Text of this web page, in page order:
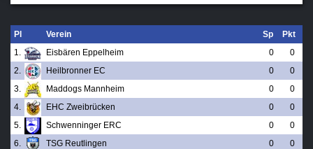
Pl Verein Sp
Pkt
1.
Eisbären Eppelheim 0
0
2.
Heilbronner EC 0
0
3.
Maddogs Mannheim 0
0
4.
EHC Zweibrücken 0
0
5.
Schwenninger ERC 0
0
6.
TSG Reutlingen 0
0